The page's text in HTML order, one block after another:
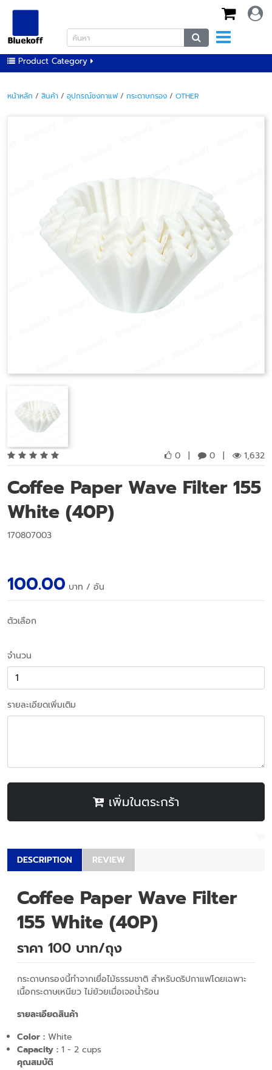
Product Category
หน้าหลัก / สินค้า / อุปกรณ์ชงกาแฟ/ กระดาษกรอง / OTHER
0 | 0 | 1,632
Coffee Paper Wave Filter 155
White (40P)
170807003
100.00 บาท / อัน
ตัวเลือก
จำนวน
รายละเอียดเพิ่มเติม
เพิ่มในตระกร้า
DESCRIPTION REVIEW
Coffee Paper Wave Filter
155 White (40P)
ราคา 100 บาท/ถุง
กระดาษกรองนี้ทำจากเยื่อไม้ธรรมชาติ สำหรับดริปกาแฟโดยเฉพาะ
เนื้อกระดาษเหนียว ไม่ย้วยเมื่อเจอน้ำร้อน
รายละเอียดสินค้า
Color : White
Capacity : 1 - 2 cups
คุณสมบัติ